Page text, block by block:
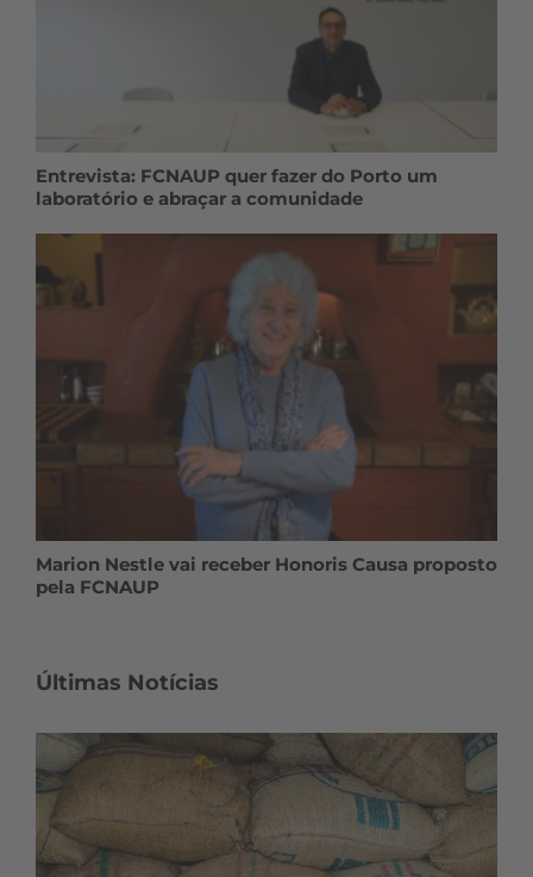
Entrevista: FCNAUP quer fazer do Porto um
laboratório e abraçar a comunidade
Marion Nestle vai receber Honoris Causa proposto
pela FCNAUP
Últimas Notícias